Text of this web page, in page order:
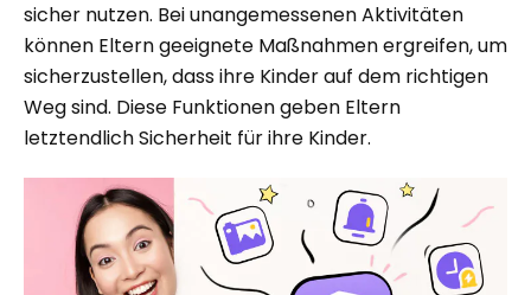
sicher nutzen. Bei unangemessenen Aktivitäten
können Eltern geeignete Maßnahmen ergreifen, um
sicherzustellen, dass ihre Kinder auf dem richtigen
Weg sind. Diese Funktionen geben Eltern
letztendlich Sicherheit für ihre Kinder.